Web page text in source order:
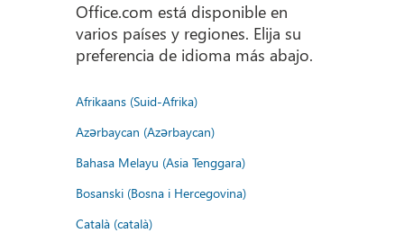
Office.com está disponible en
varios países y regiones. Elija su
preferencia de idioma más abajo.
Afrikaans (Suid-Afrika)
Azərbaycan (Azərbaycan)
Bahasa Melayu (Asia Tenggara)
Bosanski (Bosna i Hercegovina)
Català (català)